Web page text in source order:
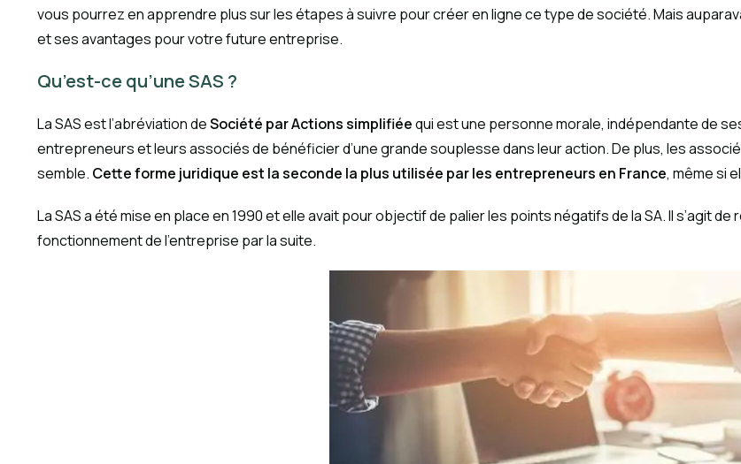
vous pourrez en apprendre plus sur les étapes à suivre pour créer en ligne ce type de société. Mais
et ses avantages pour votre future entreprise.
Qu’est-ce qu’une SAS ?
La SAS est l’abréviation deSociété par Actions simplifiéequi est une personne morale, indépendante de
entrepreneurs et leurs associés de bénéficier d’une grande souplesse dans leur action. De plus, les
semble. Cette forme juridique est la seconde la plus utilisée par les entrepreneurs en France, même si
La SAS a été mise en place en 1990 et elle avait pour objectif de palier les points négatifs de la SA. Il s’agit
fonctionnement de l’entreprise par la suite.